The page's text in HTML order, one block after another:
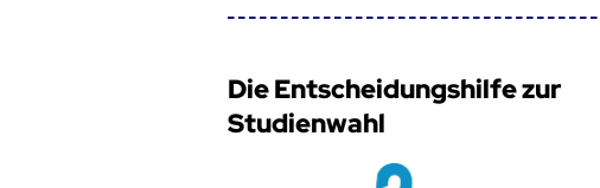
Die Entscheidungshilfe zur
Studienwahl